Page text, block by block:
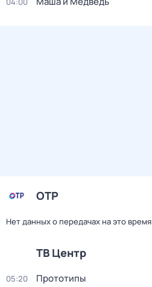
ОТР
Нет данных о передачах на это время
ТВ Центр
05:20 Прототипы